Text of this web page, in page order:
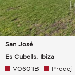
San José
Es Cubells, Ibiza
V0601IB Prodej